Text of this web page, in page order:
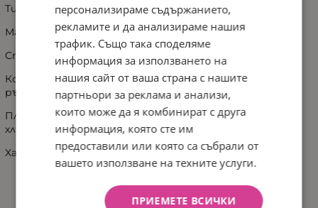
Тип лагери: ABEC-7
Материал конструкция: Метал
Спирачна система: На задното колело
Кормило ширина/височина: 31 cm•NBR каучук
ръкохватки 90mm•78-86 cm
Платформа материал/размер: Покритие против
хлъзгане•Стомана•480*100 mm
Характеристики: Сгъваема, странична стойка.
персонализираме съдържанието,
рекламите и да анализираме нашия
трафик. Също така споделяме
информация за използването на
нашия сайт от ваша страна с нашите
партньори за реклама и анализи,
които може да я комбинират с друга
информация, която сте им
предоставили или която са събрали от
вашето използване на техните услуги.
ПРИЕМЕТЕ ВСИЧКИ